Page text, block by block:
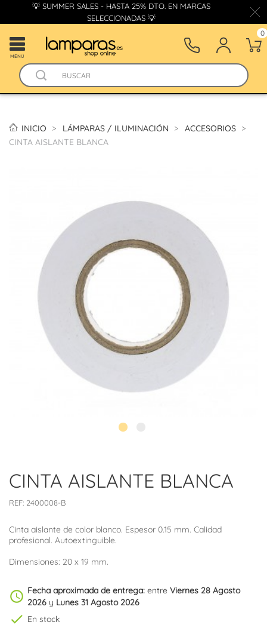
💡 SUMMER SALES - HASTA 25% DTO. EN MARCAS
SELECCIONADAS 💡
MENÚ
0
INICIO LÁMPARAS / ILUMINACIÓN
ACCESORIOS
CINTA AISLANTE BLANCA
CINTA AISLANTE BLANCA
REF: 2400008-B
Cinta aislante de color blanco. Espesor 0.15 mm. Calidad
profesional. Autoextinguible.
Dimensiones: 20 x 19 mm.
schedule Fecha aproximada de entrega: entre Viernes 28 Agosto
2026 y Lunes 31 Agosto 2026
check En stock